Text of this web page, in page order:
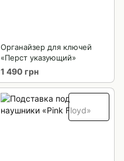
Органайзер для ключей
«Перст указующий»
1 490 грн